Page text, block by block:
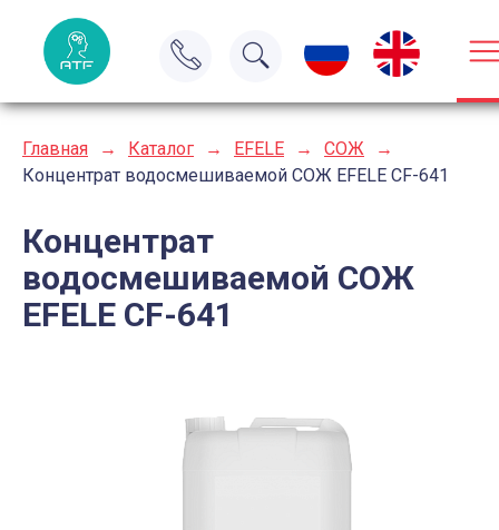
Главная → Каталог → EFELE → СОЖ
→
Концентрат водосмешиваемой СОЖ EFELE CF-641
Концентрат
водосмешиваемой СОЖ
EFELE CF-641